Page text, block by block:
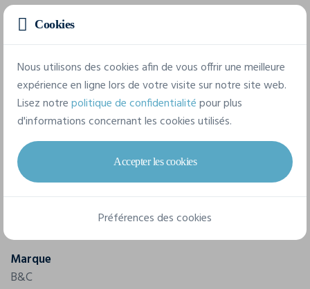
de blanchiment. Sèche-linge autorisé. Repassage à
moyenne température (max 150°C). Pas de nettoyage à
sec. Surface d'impression de qualité. Toucher doux et
agréable à porter.
Caractéristiques
Marque
B&C
Cookies
Nous utilisons des cookies afin de vous offrir une meilleure
expérience en ligne lors de votre visite sur notre site web.
Lisez notrepolitique de confidentialitépour plus
d'informations concernant les cookies utilisés.
Accepter les cookies
Préférences des cookies